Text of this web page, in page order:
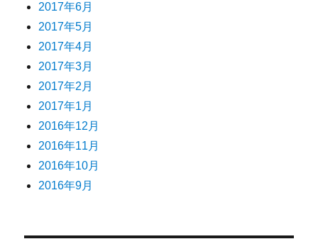
2017年6月
2017年5月
2017年4月
2017年3月
2017年2月
2017年1月
2016年12月
2016年11月
2016年10月
2016年9月